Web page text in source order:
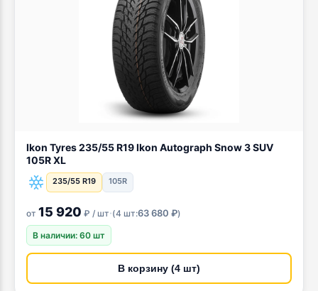
Ikon Tyres 235/55 R19 Ikon Autograph Snow 3 SUV
105R XL
235/55 R19 105R
от 15 920 ₽ / шт·(4 шт:63 680 ₽)
В наличии: 60 шт
В корзину (4 шт)